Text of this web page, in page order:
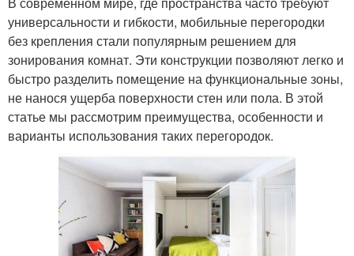
универсальности и гибкости, мобильные перегородки
без крепления стали популярным решением для
зонирования комнат. Эти конструкции позволяют легко и
быстро разделить помещение на функциональные зоны,
не нанося ущерба поверхности стен или пола. В этой
статье мы рассмотрим преимущества, особенности и
варианты использования таких перегородок.